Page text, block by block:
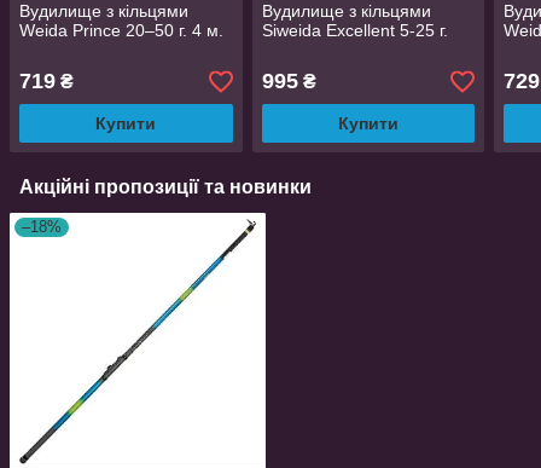
Вудилище з кільцями
Weida Prince 20–50 г. 4 м.
719 ₴
Купити
Вудилище з кільцями
Siweida Excellent 5-25 г.
995₴
Купити
729
Акційні пропозиції та новинки
–18%